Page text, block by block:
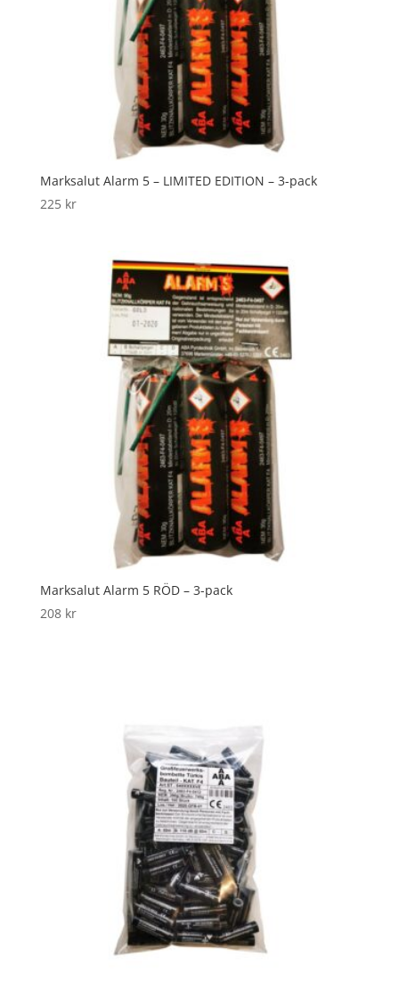
Marksalut Alarm 5 – LIMITED EDITION – 3-pack
225 kr
Marksalut Alarm 5 RÖD – 3-pack
208 kr